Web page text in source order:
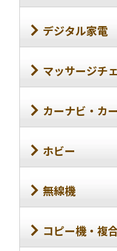
デジタル家電
マッサージチ
カーナビ・カ
ホビー
無線機
コピー機・複